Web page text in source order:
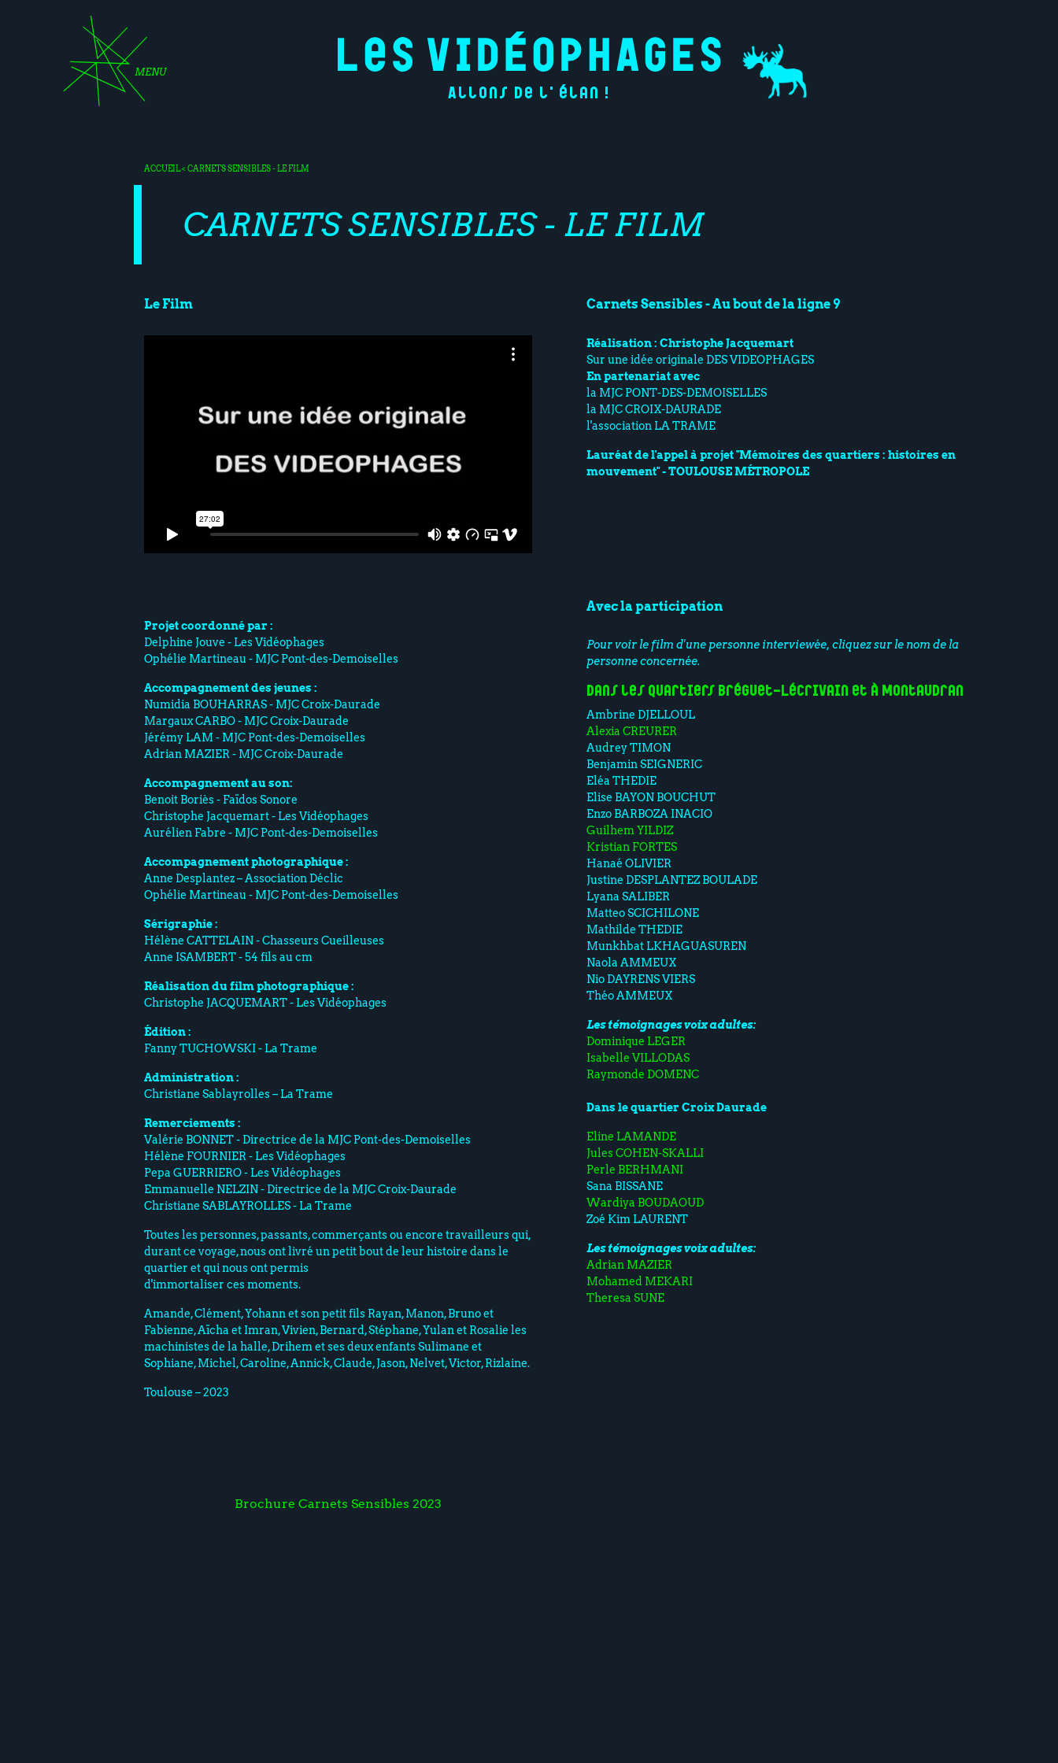
MENU
Allons de l'élan !
ACCUEIL< CARNETS SENSIBLES - LE FILM
CARNETS SENSIBLES - LE FILM
Le Film Carnets Sensibles - Au bout de la ligne 9
Réalisation : Christophe Jacquemart
Sur une idée originale DES VIDEOPHAGES
En partenariat avec
la MJC PONT-DES-DEMOISELLES
la MJC CROIX-DAURADE
l'association LA TRAME
Lauréat de l'appel à projet "Mémoires des quartiers : histoires en
mouvement" - TOULOUSE MÉTROPOLE
Projet coordonné par :
Delphine Jouve - Les Vidéophages
Ophélie Martineau - MJC Pont-des-Demoiselles
Accompagnement des jeunes :
Numidia BOUHARRAS - MJC Croix-Daurade
Margaux CARBO - MJC Croix-Daurade
Jérémy LAM - MJC Pont-des-Demoiselles
Adrian MAZIER - MJC Croix-Daurade
Accompagnement au son:
Benoit Boriès - Faïdos Sonore
Christophe Jacquemart - Les Vidéophages
Aurélien Fabre - MJC Pont-des-Demoiselles
Accompagnement photographique :
Anne Desplantez – Association Déclic
Ophélie Martineau - MJC Pont-des-Demoiselles
Sérigraphie :
Hélène CATTELAIN - Chasseurs Cueilleuses
Anne ISAMBERT - 54 fils au cm
Réalisation du film photographique :
Christophe JACQUEMART - Les Vidéophages
Édition :
Fanny TUCHOWSKI - La Trame
Administration :
Christiane Sablayrolles – La Trame
Remerciements :
Valérie BONNET - Directrice de la MJC Pont-des-Demoiselles
Hélène FOURNIER - Les Vidéophages
Pepa GUERRIERO - Les Vidéophages
Emmanuelle NELZIN - Directrice de la MJC Croix-Daurade
Christiane SABLAYROLLES - La Trame
Toutes les personnes, passants, commerçants ou encore travailleurs qui,
durant ce voyage, nous ont livré un petit bout de leur histoire dans le
quartier et qui nous ont permis
d'immortaliser ces moments.
Amande, Clément, Yohann et son petit fils Rayan, Manon, Bruno et
Fabienne, Aïcha et Imran, Vivien, Bernard, Stéphane, Yulan et Rosalie les
machinistes de la halle, Drihem et ses deux enfants Sulimane et
Sophiane, Michel, Caroline, Annick, Claude, Jason, Nelvet, Victor, Rizlaine.
Toulouse – 2023
Avec la participation
Pour voir le film d'une personne interviewée, cliquez sur le nom de la
personne concernée.
Dans les quartiers Bréguet-Lécrivain et à Montaudran
Ambrine DJELLOUL
Alexia CREURER
Audrey TIMON
Benjamin SEIGNERIC
Eléa THEDIE
Elise BAYON BOUCHUT
Enzo BARBOZA INACIO
Guilhem YILDIZ
Kristian FORTES
Hanaé OLIVIER
Justine DESPLANTEZ BOULADE
Lyana SALIBER
Matteo SCICHILONE
Mathilde THEDIE
Munkhbat LKHAGUASUREN
Naola AMMEUX
Nio DAYRENS VIERS
Théo AMMEUX
Les témoignages voix adultes:
Dominique LEGER
Isabelle VILLODAS
Raymonde DOMENC
Dans le quartier Croix Daurade
Eline LAMANDE
Jules COHEN-SKALLI
Perle BERHMANI
Sana BISSANE
Wardiya BOUDAOUD
Zoé Kim LAURENT
Les témoignages voix adultes:
Adrian MAZIER
Mohamed MEKARI
Theresa SUNE
Brochure Carnets Sensibles 2023